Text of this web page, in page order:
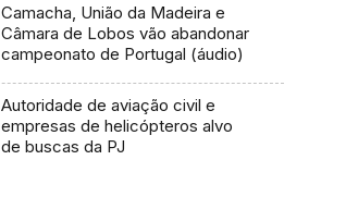
Camacha, União da Madeira e
Câmara de Lobos vão abandonar
campeonato de Portugal (áudio)
Autoridade de aviação civil e
empresas de helicópteros alvo
de buscas da PJ